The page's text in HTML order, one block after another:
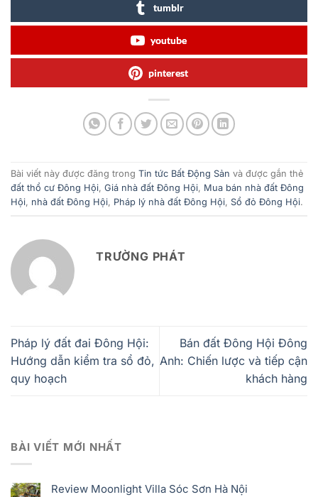
tumblr
youtube
pinterest
Bài viết này được đăng trong Tin tức Bất Động Sản và được gắn thẻ
đất thổ cư Đông Hội, Giá nhà đất Đông Hội, Mua bán nhà đất Đông
Hội, nhà đất Đông Hội, Pháp lý nhà đất Đông Hội, Sổ đỏ Đông Hội.
TRƯỜNG PHÁT
Pháp lý đất đai Đông Hội:
Hướng dẫn kiểm tra sổ đỏ,
quy hoạch
Bán đất Đông Hội Đông
Anh: Chiến lược và tiếp cận
khách hàng
BÀI VIẾT MỚI NHẤT
Review Moonlight Villa Sóc Sơn Hà Nội